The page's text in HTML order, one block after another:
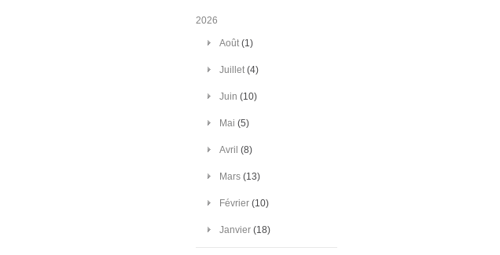
2026
Août(1)
Juillet(4)
Juin (10)
Mai (5)
Avril (8)
Mars (13)
Février (10)
Janvier (18)